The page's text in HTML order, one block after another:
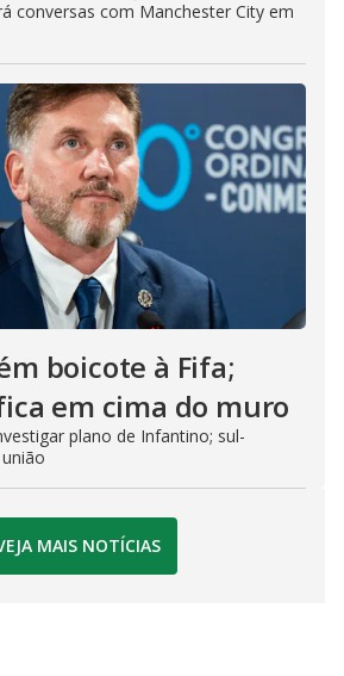
conversas com Manchester City em
boicote à Fifa;
em cima do muro
plano de Infantino; sul-
MAIS NOTÍCIAS